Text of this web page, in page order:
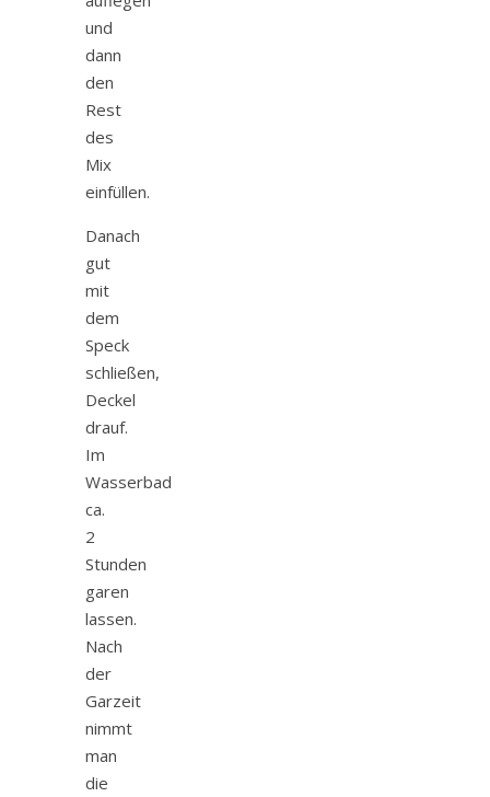
und
dann
den
Rest
des
Mix
einfüllen.
Danach
gut
mit
dem
Speck
schließen,
Deckel
drauf.
Im
Wasserbad
ca.
2
Stunden
garen
lassen.
Nach
der
Garzeit
nimmt
man
die